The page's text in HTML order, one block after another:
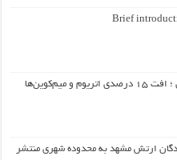
Brief
و میم‌کوین‌ها
ارتش مشهد به محدوده شهری منتشر